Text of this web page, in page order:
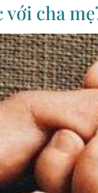
với cha